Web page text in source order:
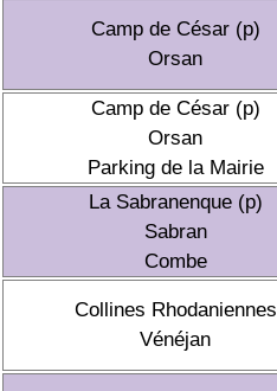
Camp de César (p)
Orsan
Camp de César (p)
Orsan
Parking de la Mairie
La Sabranenque (p)
Sabran
Combe
Collines Rhodaniennes
Vénéjan